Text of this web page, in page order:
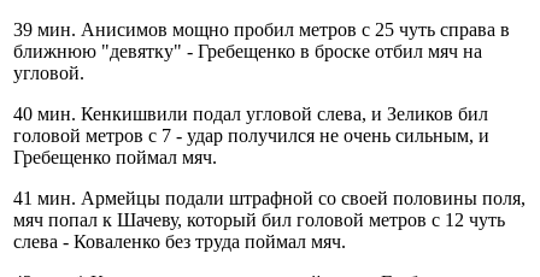
39 мин. Анисимов мощно пробил метров с 25 чуть справа в
ближнюю "девятку" - Гребещенко в броске отбил мяч на
угловой.
40 мин. Кенкишвили подал угловой слева, и Зеликов бил
головой метров с 7 - удар получился не очень сильным, и
Гребещенко поймал мяч.
41 мин. Армейцы подали штрафной со своей половины поля,
мяч попал к Шачеву, который бил головой метров с 12 чуть
слева - Коваленко без труда поймал мяч.